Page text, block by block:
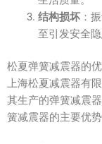
结构损坏：
至引发安全隐
松夏弹簧减震器的
上海松夏减震器有
其生产的弹簧减震
簧减震器的主要优势